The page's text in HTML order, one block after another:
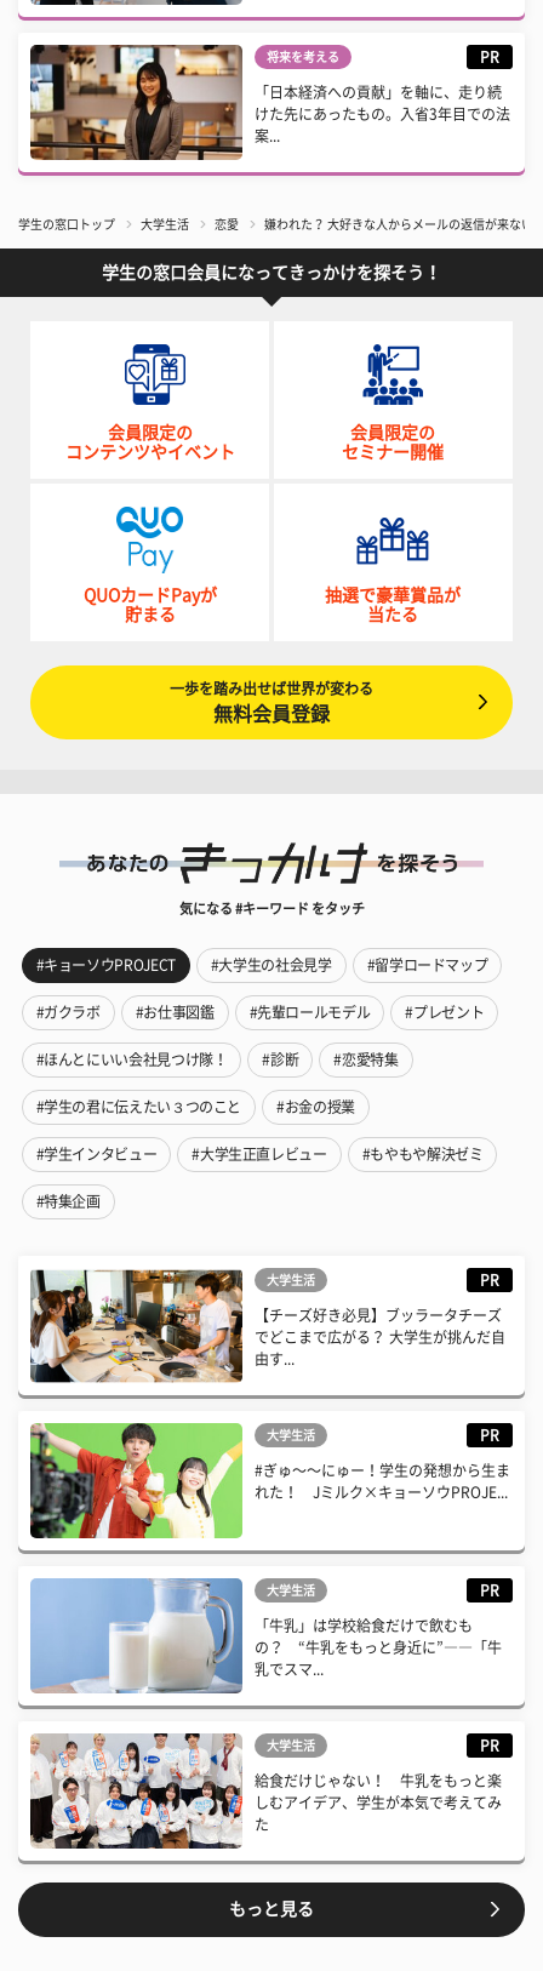
将来を考える PR
「日本経済への貢献」を軸に、走り続
けた先にあったもの。入省3年目での法
案...
学生の窓口トップ 大学生活 恋愛 嫌われた？ 大好きな人からメールの返信が来ない
学生の窓口会員になってきっかけを探そう！
会員限定の
コンテンツやイベント
会員限定の
セミナー開催
QUOカードPayが
貯まる
抽選で豪華賞品が
当たる
一歩を踏み出せば世界が変わる
無料会員登録
気になる #キーワード をタッチ
#キョーソウPROJECT #大学生の社会見学 #留学ロードマップ
#ガクラボ #お仕事図鑑 #先輩ロールモデル #プレゼント
#ほんとにいい会社見つけ隊！ #診断 #恋愛特集
#学生の君に伝えたい３つのこと #お金の授業
#学生インタビュー #大学生正直レビュー #もやもや解決ゼミ
#特集企画
大学生活 PR
【チーズ好き必見】ブッラータチーズ
でどこまで広がる？ 大学生が挑んだ自
由す...
大学生活 PR
#ぎゅ〜〜にゅー！学生の発想から生ま
れた！ Jミルク×キョーソウPROJE...
大学生活 PR
「牛乳」は学校給食だけで飲むも
の？ “牛乳をもっと身近に”――「牛
乳でスマ...
大学生活 PR
給食だけじゃない！ 牛乳をもっと楽
しむアイデア、学生が本気で考えてみ
た
もっと見る